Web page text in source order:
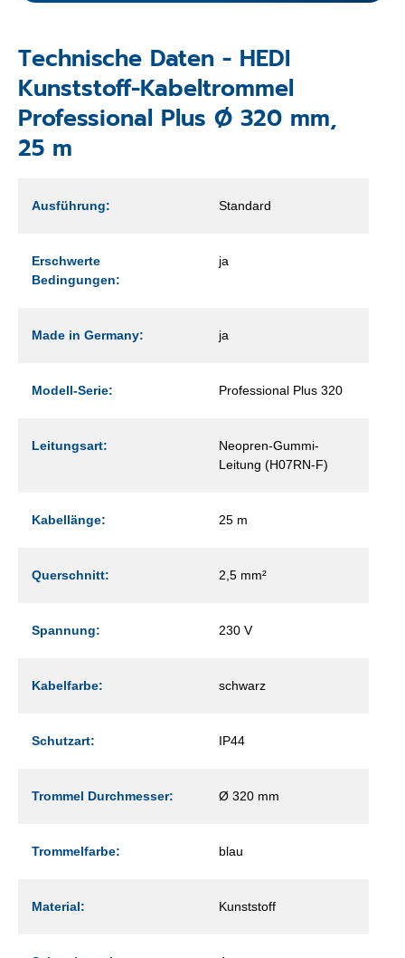
Technische Daten - HEDI
Kunststoff-Kabeltrommel
Professional Plus Ø 320 mm,
25 m
Ausführung: Standard
Erschwerte
Bedingungen:
ja
Made in Germany: ja
Modell-Serie: Professional Plus 320
Leitungsart:
Neopren-Gummi-
Leitung (H07RN-F)
Kabellänge: 25 m
Querschnitt: 2,5 mm²
Spannung: 230 V
Kabelfarbe: schwarz
Schutzart: IP44
Trommel Durchmesser: Ø 320 mm
Trommelfarbe: blau
Material: Kunststoff